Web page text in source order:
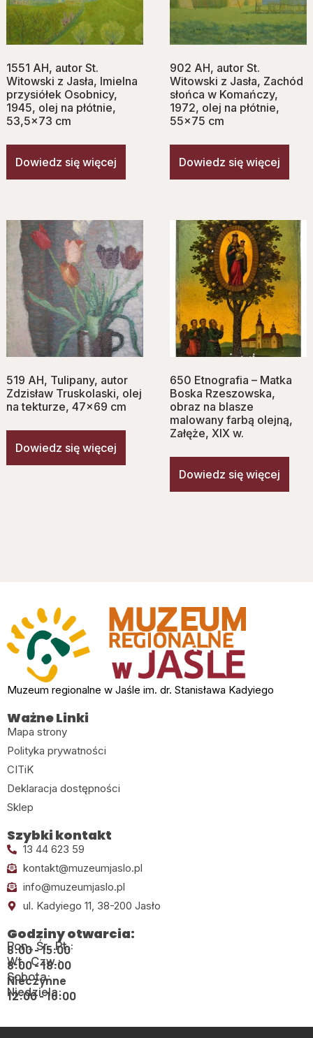
1551 AH, autor St.
Witowski z Jasła, Imielna
przysiółek Osobnicy,
1945, olej na płótnie,
53,5×73 cm
Dowiedz się więcej
902 AH, autor St.
Witowski z Jasła, Zachód
słońca w Komańczy,
1972, olej na płótnie,
55×75 cm
Dowiedz się więcej
519 AH, Tulipany, autor
Zdzisław Truskolaski, olej
na tekturze, 47×69 cm
Dowiedz się więcej
650 Etnografia – Matka
Boska Rzeszowska,
obraz na blasze
malowany farbą olejną,
Załęże, XIX w.
Dowiedz się więcej
Muzeum regionalne w Jaśle im. dr. Stanisława Kadyiego
Ważne Linki
Mapa strony
Polityka prywatności
CITiK
Deklaracja dostępności
Sklep
Szybki kontakt
13 44 623 59
kontakt@muzeumjaslo.pl
info@muzeumjaslo.pl
ul. Kadyiego 11, 38-200 Jasło
Godziny otwarcia:
Pon., Śr., Pt.:
8:00 - 15:00
Wt., Czw.:
8:00 - 18:00
Sobota:
Nieczynne
Niedziela:
12:00 - 16:00